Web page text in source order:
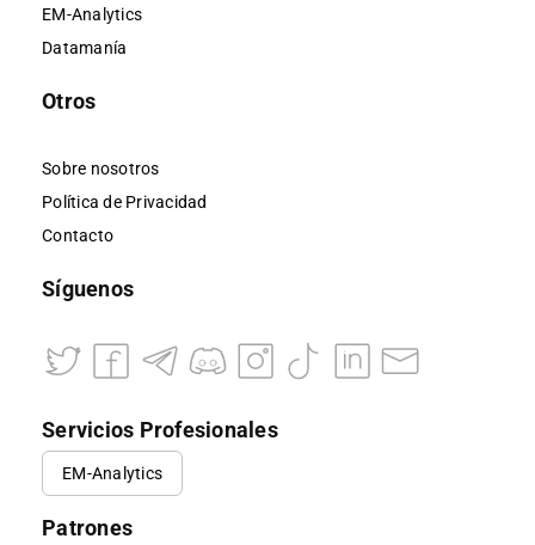
EM-Analytics
Datamanía
Otros
Sobre nosotros
Política de Privacidad
Contacto
Síguenos
Servicios Profesionales
EM-Analytics
Patrones